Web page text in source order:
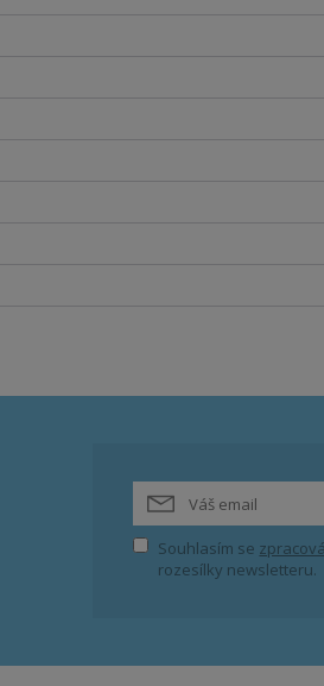
Souhlasím se
rozesílky newsletteru.